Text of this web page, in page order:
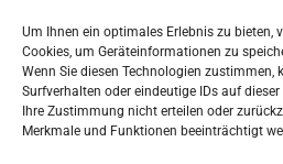
Um Ihnen ein optimales Erlebnis zu bieten,
Cookies, um Geräteinformationen zu
Wenn Sie diesen Technologien zustimmen,
Surfverhalten oder eindeutige IDs auf
Ihre Zustimmung nicht erteilen oder
Merkmale und Funktionen beeinträchtigt
Rechtliches
Kontakt